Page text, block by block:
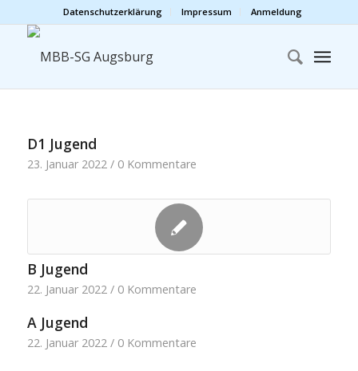
Datenschutzerklärung Impressum Anmeldung
D1 Jugend
23. Januar 2022 / 0 Kommentare
B Jugend
22. Januar 2022 / 0 Kommentare
A Jugend
22. Januar 2022 / 0 Kommentare